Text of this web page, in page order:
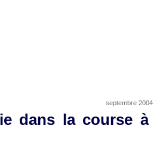
septembre 2004
dans la course à